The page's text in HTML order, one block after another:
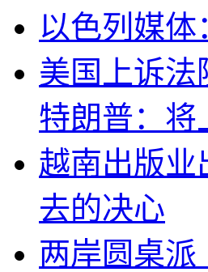
以色列媒
美国上诉
特朗普：将
越南出版业
去的决心
两岸圆桌派